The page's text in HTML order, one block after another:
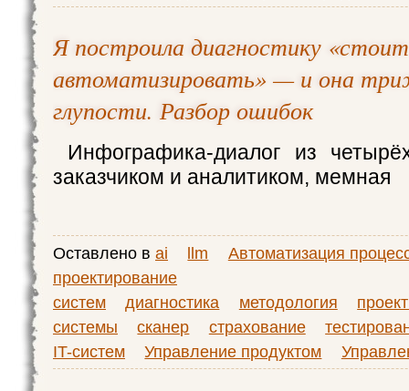
Я построила диагностику
автоматизировать» — и она
глупости. Разбор ошибок
Инфографика-диалог из
заказчиком и аналитиком, мемная
Оставлено в ai llm
Автоматизация
проектирование
систем
диагностика методология
системы
сканер страхование
IT-систем
Управление продуктом